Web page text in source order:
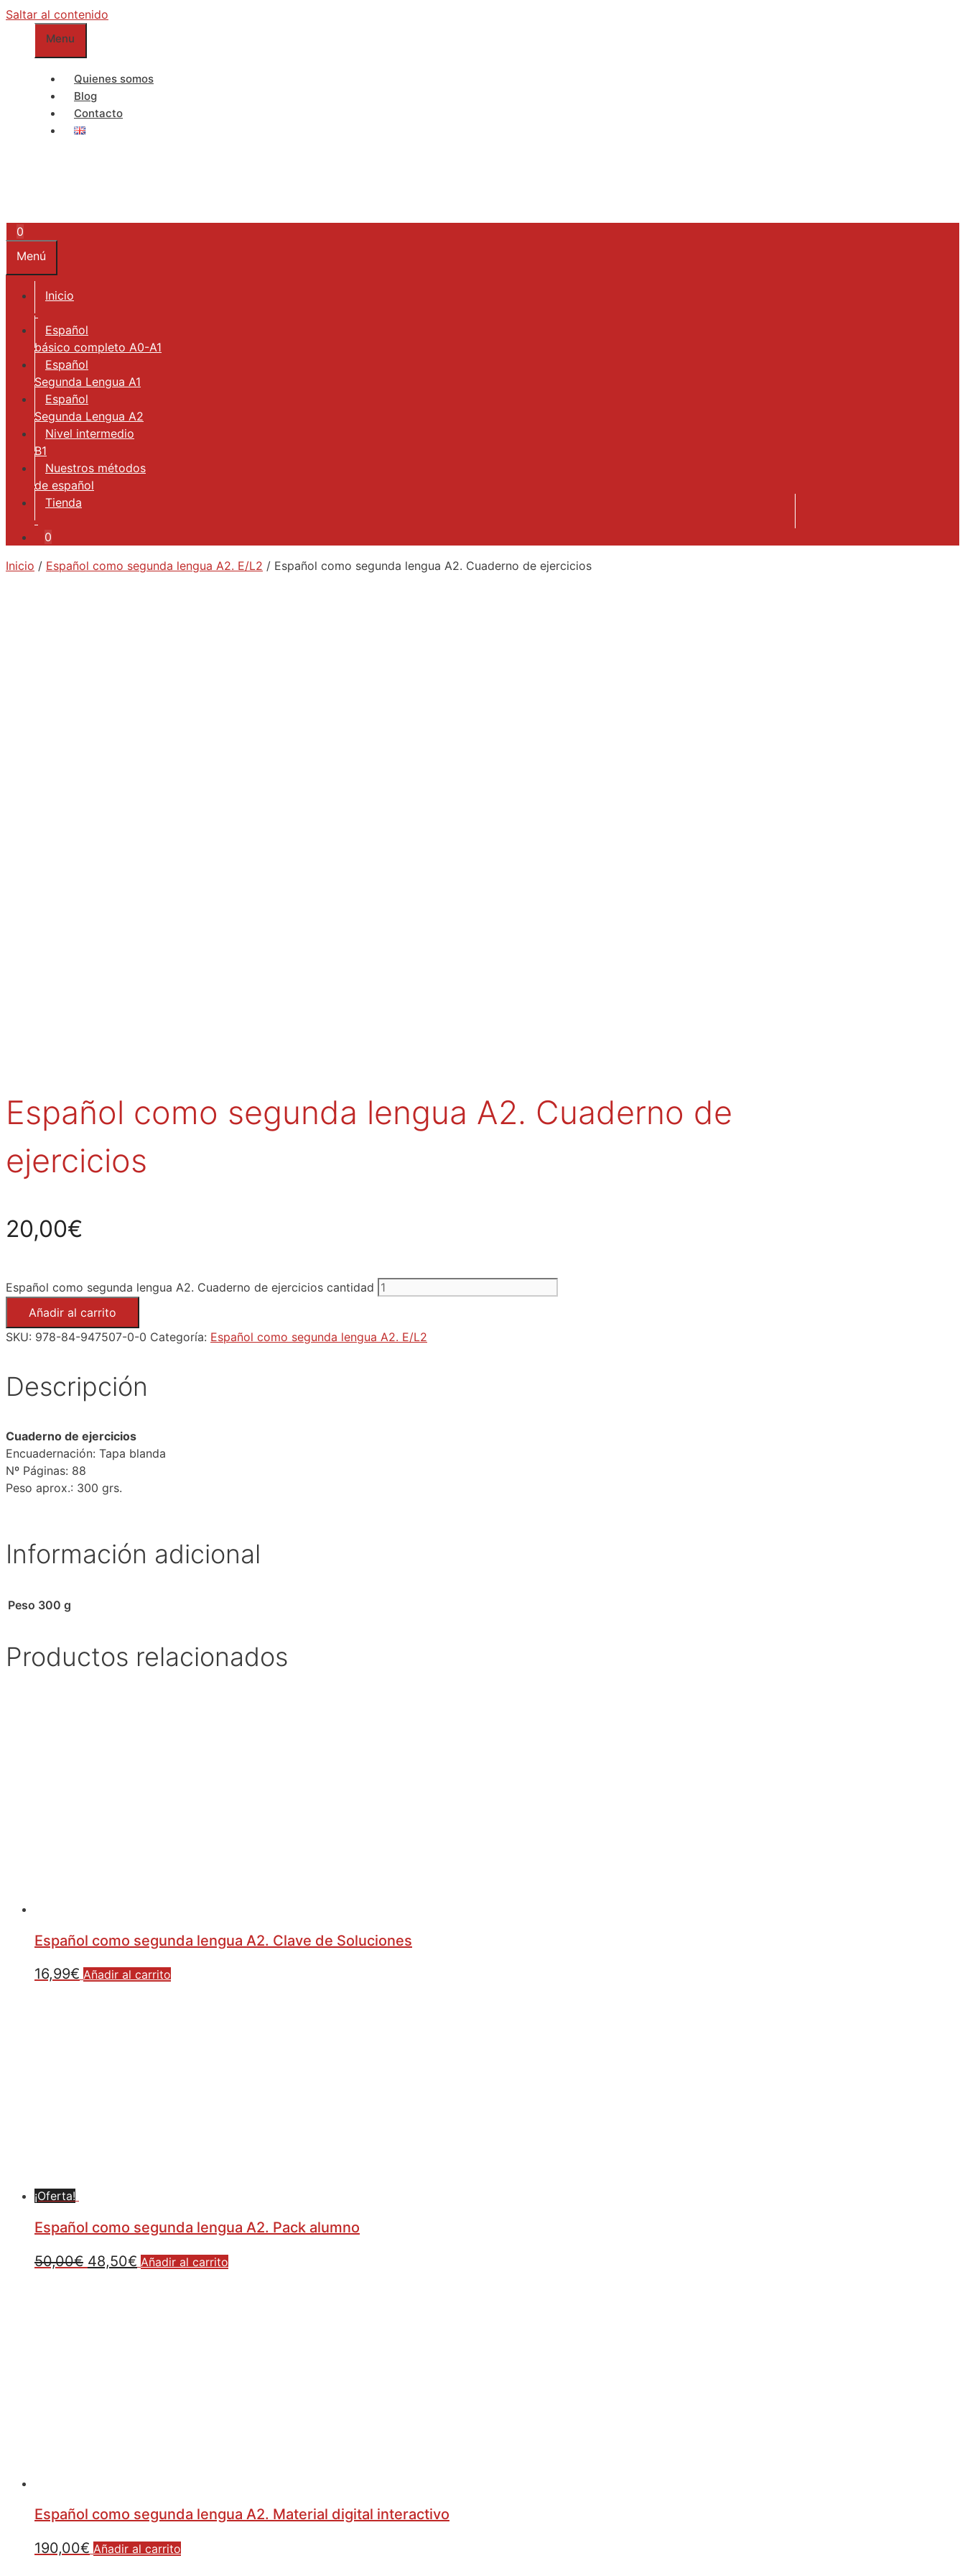
Saltar al contenido
Menu
Quienes somos
Blog
Contacto
0
Menú
Inicio
Español
básico completo A0-A1
Español
Segunda Lengua A1
Español
Segunda Lengua A2
Nivel intermedio
B1
Nuestros métodos
de español
Tienda
0
Inicio / Español como segunda lengua A2. E/L2 / Español como segunda lengua A2. Cuaderno de ejercicios
Español como segunda lengua A2. Cuaderno de
ejercicios
20,00€
Español como segunda lengua A2. Cuaderno de ejercicios cantidad
Añadir al carrito
SKU: 978-84-947507-0-0 Categoría: Español como segunda lengua A2. E/L2
Descripción
Cuaderno de ejercicios
Encuadernación: Tapa blanda
Nº Páginas: 88
Peso aprox.: 300 grs.
Información adicional
Peso 300 g
Productos relacionados
Español como segunda lengua A2. Clave de Soluciones
16,99€ Añadir al carrito
¡Oferta!
Español como segunda lengua A2. Pack alumno
50,00€ 48,50€ Añadir al carrito
Español como segunda lengua A2. Material digital interactivo
190,00€ Añadir al carrito